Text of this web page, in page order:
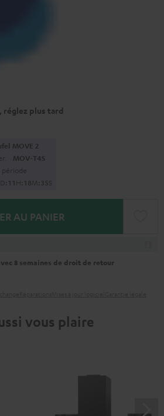
réglez plus tard
MOVE 2
MOV-T4S
période
D:11H:18M: 34S
AU PANIER
8 semaines de droit de retour
vous plaire